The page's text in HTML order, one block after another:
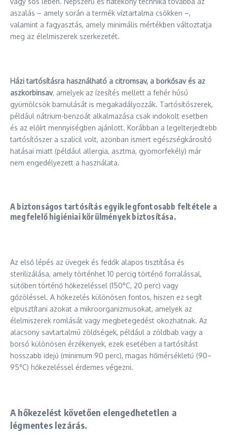
aszalás – amely során a termék víztartalma csökken –,
valamint a fagyasztás, amely minimális mértékben változtatja
meg az élelmiszerek szerkezetét.
Házi tartósításra használható a citromsav, a borkősav és az
aszkorbinsav, amelyek az ízesítés mellett a fehér húsú
gyümölcsök barnulását is megakadályozzák. Tartósítószerek,
például nátrium-benzoát alkalmazása csak indokolt esetben
és az előírt mennyiségben ajánlott. Korábban a legelterjedtebb
tartósítószer a szalicil volt, azonban ismert egészségkárosító
hatásai miatt (például allergia, asztma, gyomorfekély) már
nem engedélyezett a használata.
A biztonságos tartósítás egyik legfontosabb feltétele a
megfelelő higiéniai körülmények biztosítása.
Az első lépés az üvegek és fedők alapos tisztítása és
sterilizálása, amely történhet 10 percig történő forralással,
sütőben történő hőkezeléssel (150°C, 20 perc) vagy
gőzöléssel. A hőkezelés különösen fontos, hiszen ez segít
elpusztítani azokat a mikroorganizmusokat, amelyek az
élelmiszerek romlását vagy megbetegedést okozhatnak. Az
alacsony savtartalmú zöldségek, például a zöldbab vagy a
borsó különösen érzékenyek, ezek esetében a tartósítást
hosszabb idejű (minimum 90 perc), magas hőmérsékletű (90–
95°C) hőkezeléssel érdemes végezni.
A hőkezelést követően elengedhetetlen a
légmentes lezárás.